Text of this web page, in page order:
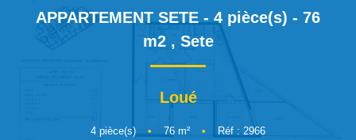
ESTIMER
APPARTEMENT SETE - 4 pièce(s) - 76
m2 , Sete
Loué
4 pièce(s) • 76 m² • Réf : 2966